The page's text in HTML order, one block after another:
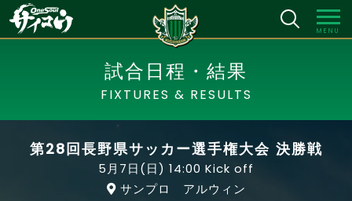
MENU
試合日程・結果
FIXTURES & RESULTS
第28回長野県サッカー選手権大会 決勝戦
5月7日(日) 14:00 Kick off
サンプロ アルウィン